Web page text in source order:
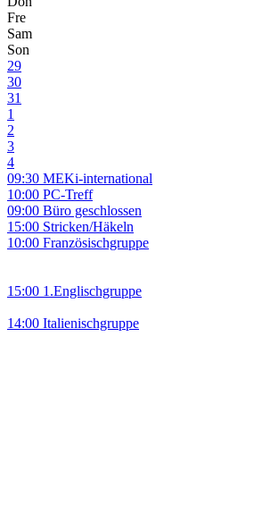
Fre
Sam
Son
29
30
31
1
2
3
4
09:30 MEKi-international
10:00 PC-Treff
09:00 Büro geschlossen
15:00 Stricken/Häkeln
10:00 Französischgruppe
15:00 1.Englischgruppe
14:00 Italienischgruppe